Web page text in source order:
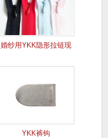
婚纱用YKK隐形拉链现
YKK裤钩